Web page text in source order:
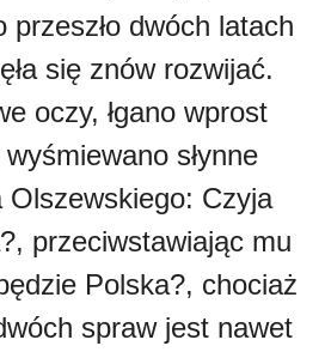
przeszło dwóch latach
się znów rozwijać.
oczy, łgano wprost
słynne
Olszewskiego: Czyja
przeciwstawiając mu
Polska?, chociaż
spraw jest nawet